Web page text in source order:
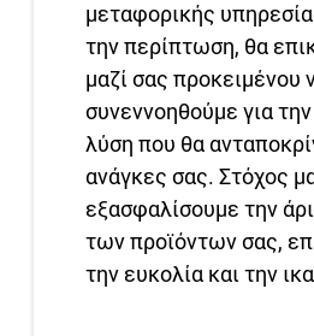
μεταφορικής
την περίπτωση, θα
μαζί σας προκειμένου
συνεννοηθούμε για
λύση που θα
ανάγκες σας. Στόχος
εξασφαλίσουμε την
των προϊόντων σας,
την ευκολία και την